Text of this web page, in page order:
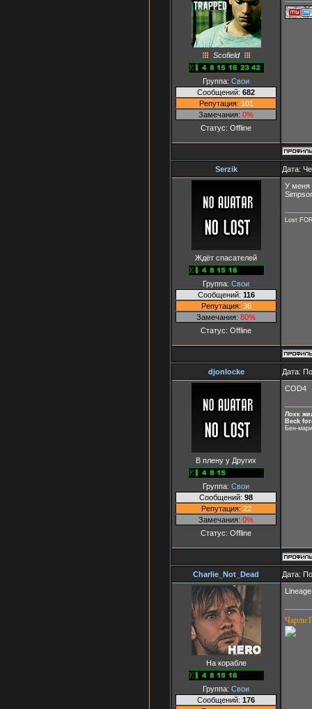
Scofield
Группа: Свои
Сообщений: 682
Репутация: 101
Замечания: 0%
Статус: Offline
Serzik Дата:
Ждёт спасателей
Группа: Свои
Сообщений: 116
Репутация: 36
Замечания: 80%
Статус: Offline
У меня
Lost
djonlocke Дата:
В плену у Других
Группа: Свои
Сообщений: 98
Репутация: 22
Замечания: 0%
Статус: Offline
COD4
Локк
Beck
Бен-
Charlie_Not_Dead Дата:
На корабле
Группа: Свои
Сообщений: 176
Чарли